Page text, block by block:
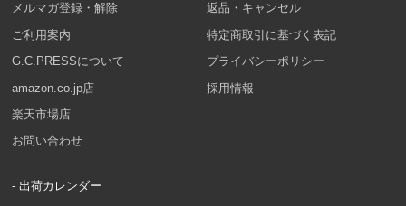
メルマガ登録・解除
ご利用案内
G.C.PRESSについて
amazon.co.jp店
楽天市場店
お問い合わせ
返品・キャンセル
特定商取引に基づく表記
プライバシーポリシー
採用情報
- 出荷カレンダー